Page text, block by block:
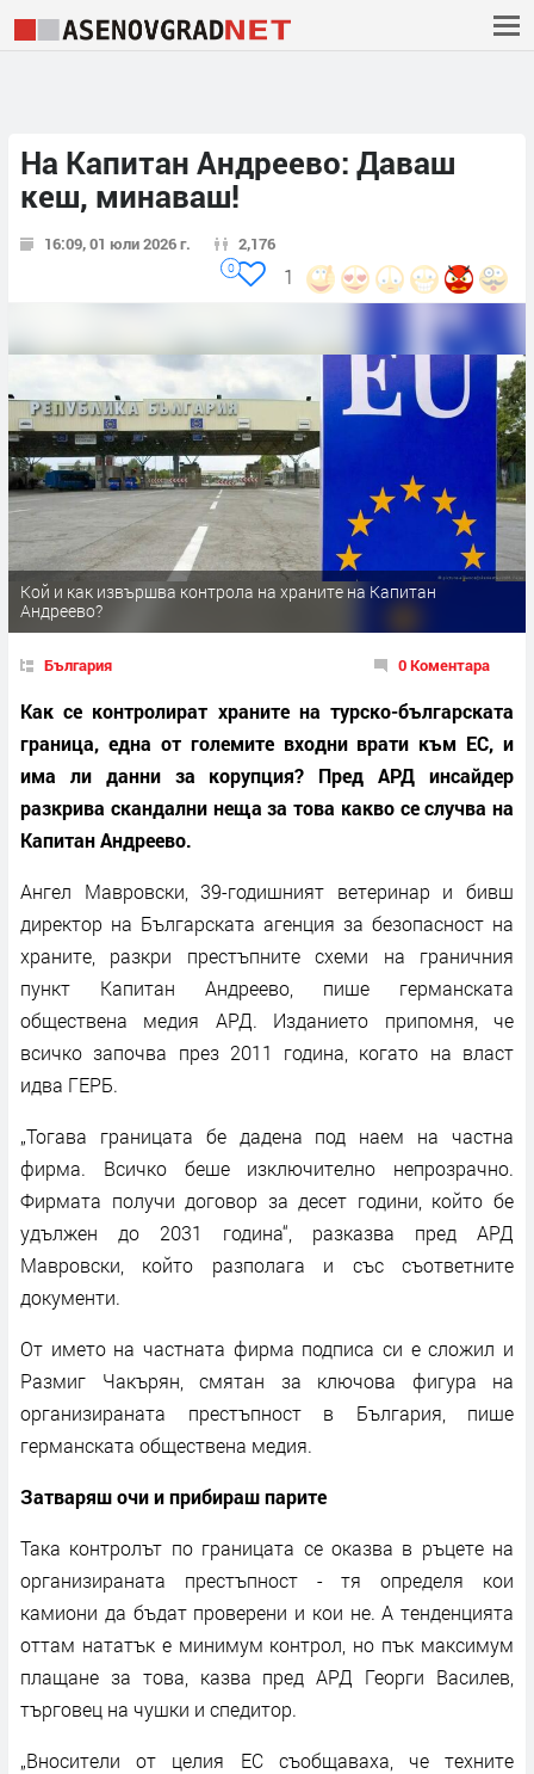
На Капитан Андреево: Даваш
кеш, минаваш!
16:09, 01 юли 2026 г. 2,176
1
0
Кой и как извършва контрола на храните на Капитан
Андреево?
България 0 Коментара
Как се контролират храните на турско-българската
граница, една от големите входни врати към ЕС, и
има ли данни за корупция? Пред АРД инсайдер
разкрива скандални неща за това какво се случва на
Капитан Андреево.
Ангел Мавровски, 39-годишният ветеринар и бивш
директор на Българската агенция за безопасност на
храните, разкри престъпните схеми на граничния
пункт Капитан Андреево, пише германската
обществена медия АРД. Изданието припомня, че
всичко започва през 2011 година, когато на власт
идва ГЕРБ.
„Тогава границата бе дадена под наем на частна
фирма. Всичко беше изключително непрозрачно.
Фирмата получи договор за десет години, който бе
удължен до 2031 година“, разказва пред АРД
Мавровски, който разполага и със съответните
документи.
От името на частната фирма подписа си е сложил и
Размиг Чакърян, смятан за ключова фигура на
организираната престъпност в България, пише
германската обществена медия.
Затваряш очи и прибираш парите
Така контролът по границата се оказва в ръцете на
организираната престъпност - тя определя кои
камиони да бъдат проверени и кои не. А тенденцията
оттам нататък е минимум контрол, но пък максимум
плащане за това, казва пред АРД Георги Василев,
търговец на чушки и спедитор.
„Вносители от целия ЕС съобщаваха, че техните